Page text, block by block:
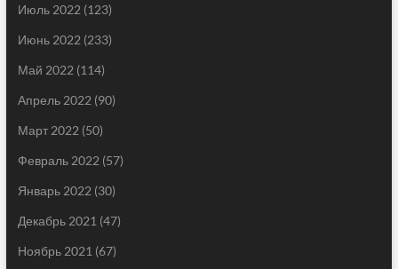
Июль 2022 (123)
Июнь 2022 (233)
Май 2022 (114)
Апрель 2022 (90)
Март 2022 (50)
Февраль 2022 (57)
Январь 2022 (30)
Декабрь 2021 (47)
Ноябрь 2021 (67)